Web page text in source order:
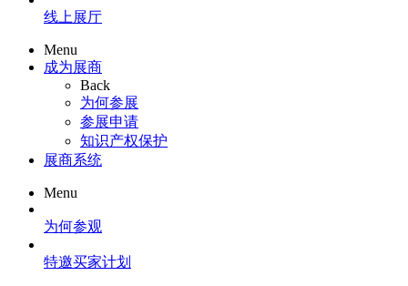
线上展厅
Menu
成为展商
Back
为何参展
参展申请
知识产权保护
展商系统
Menu
为何参观
特邀买家计划